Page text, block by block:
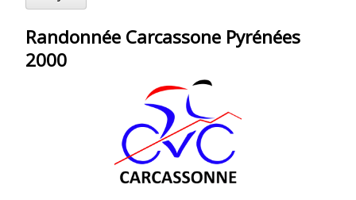
Randonnée Carcassone Pyrénées
2000